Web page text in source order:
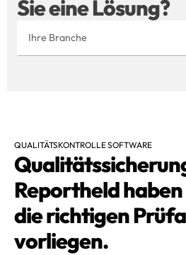
Sie eine Lösung?
QUALITÄTSKONTROLLE SOFTWARE
Reportheld
die richtigen
vorliegen.